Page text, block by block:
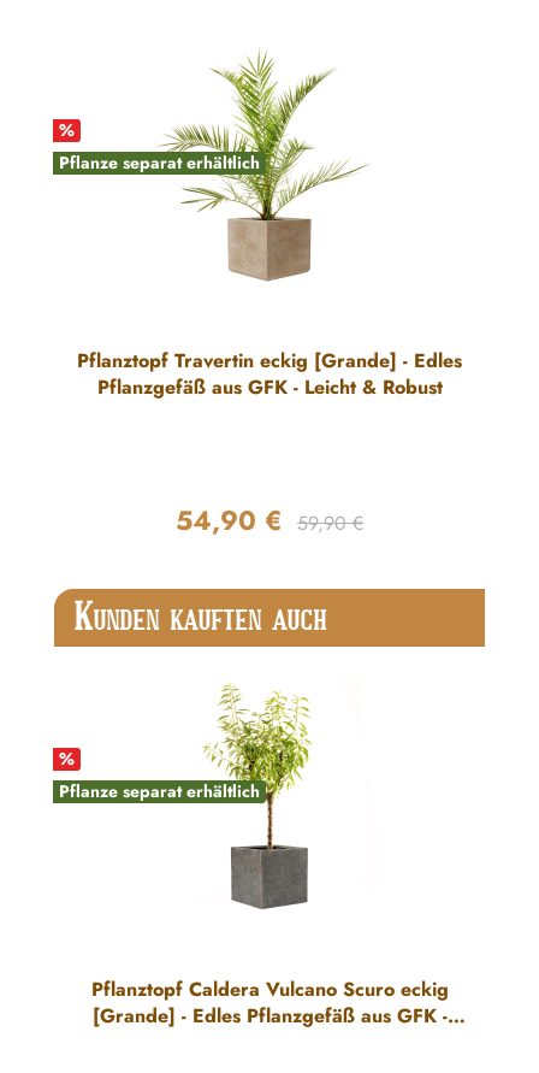
%
Pflanze separat erhältlich
Pflanztopf Travertin eckig [Grande] - Edles
Pflanzgefäß aus GFK - Leicht & Robust
Verkaufspreis:
54,90 € Regulärer Preis:
59,90 €
Produktgalerie überspringen
KUNDEN KAUFTEN AUCH
%
Pflanze separat erhältlich
Pflanztopf Caldera Vulcano Scuro eckig
[Grande] - Edles Pflanzgefäß aus GFK -